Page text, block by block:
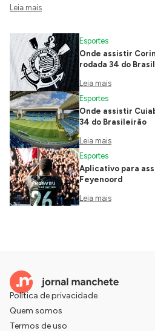
Leia mais
Esportes
Onde assistir
rodada 34 do
Leia mais
Esportes
Onde assistir
34 do Brasileirão
Leia mais
Esportes
Aplicativo para
Feyenoord
Leia mais
Política de privacidade
Quem somos
Termos de uso